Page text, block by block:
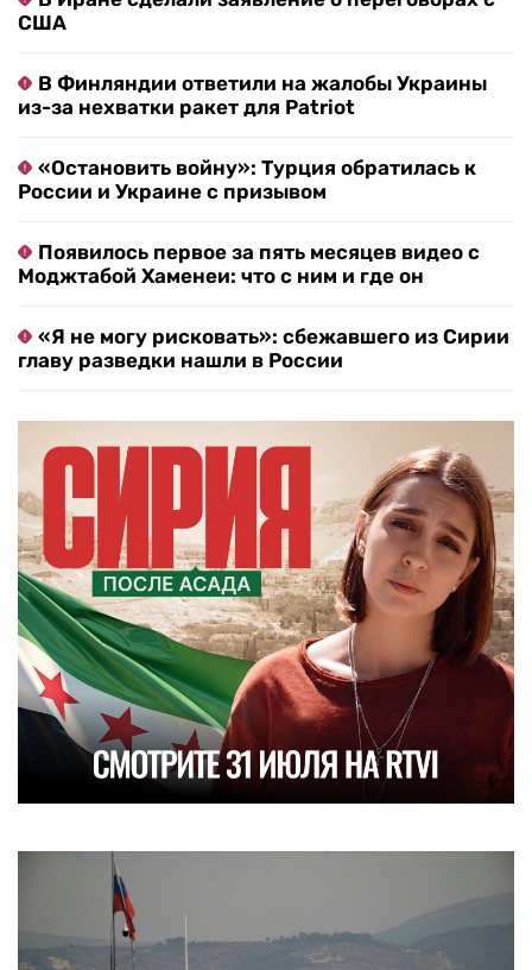
США
В Финляндии ответили на жалобы Украины
из-за нехватки ракет для Patriot
«Остановить войну»: Турция обратилась к
России и Украине с призывом
Появилось первое за пять месяцев видео с
Моджтабой Хаменеи: что с ним и где он
«Я не могу рисковать»: сбежавшего из Сирии
главу разведки нашли в России